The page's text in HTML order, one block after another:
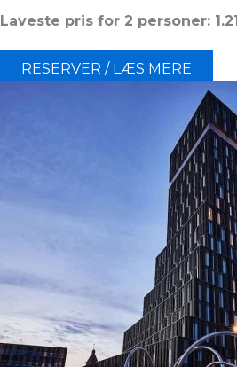
Laveste pris for 2 personer:
RESERVER / LÆS MERE